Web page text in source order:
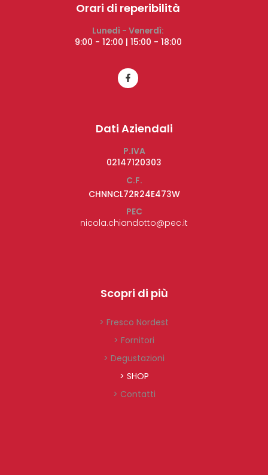
Orari di reperibilità
Lunedì - Venerdì:
9:00 - 12:00 | 15:00 - 18:00
Dati Aziendali
P.IVA
02147120303
C.F.
CHNNCL72R24E473W
PEC
nicola.chiandotto@pec.it
Scopri di più
> Fresco Nordest
> Fornitori
> Degustazioni
> SHOP
> Contatti